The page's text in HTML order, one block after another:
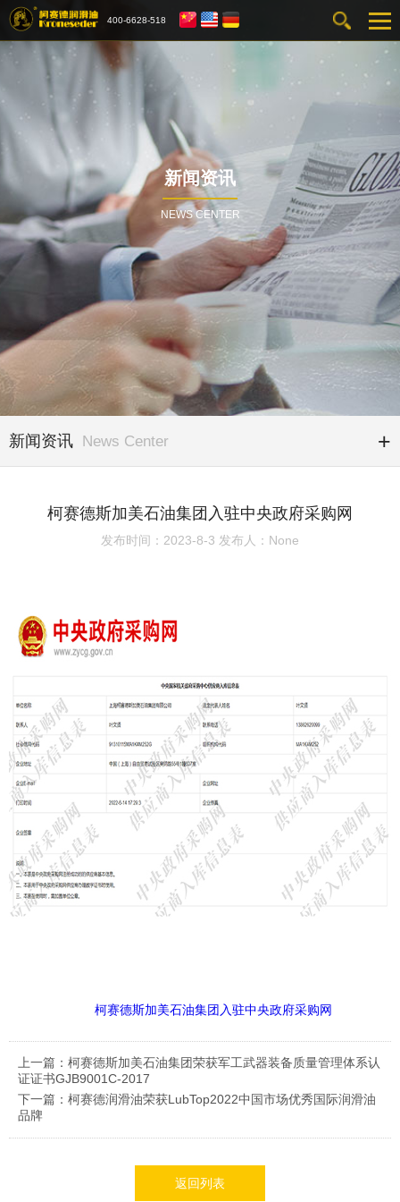
400-6628-518
新闻资讯
NEWS CENTER
新闻资讯 News Center
柯赛德斯加美石油集团入驻中央政府采购网
发布时间：2023-8-3 发布人：None
柯赛德斯加美石油集团入驻中央政府采购网
上一篇：柯赛德斯加美石油集团荣获军工武器装备质量管理体系认
证证书GJB9001C-2017
下一篇：柯赛德润滑油荣获LubTop2022中国市场优秀国际润滑油
品牌
返回列表